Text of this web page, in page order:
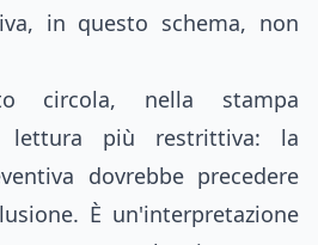
in questo schema, non
circola, nella stampa
lettura più restrittiva: la
dovrebbe precedere
È un'interpretazione